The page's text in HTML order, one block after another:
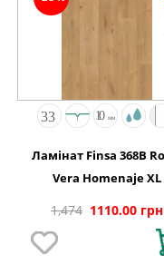
Ламінат Finsa 368B Roble
Vera Homenaje XL
1,474 1110.00 грн